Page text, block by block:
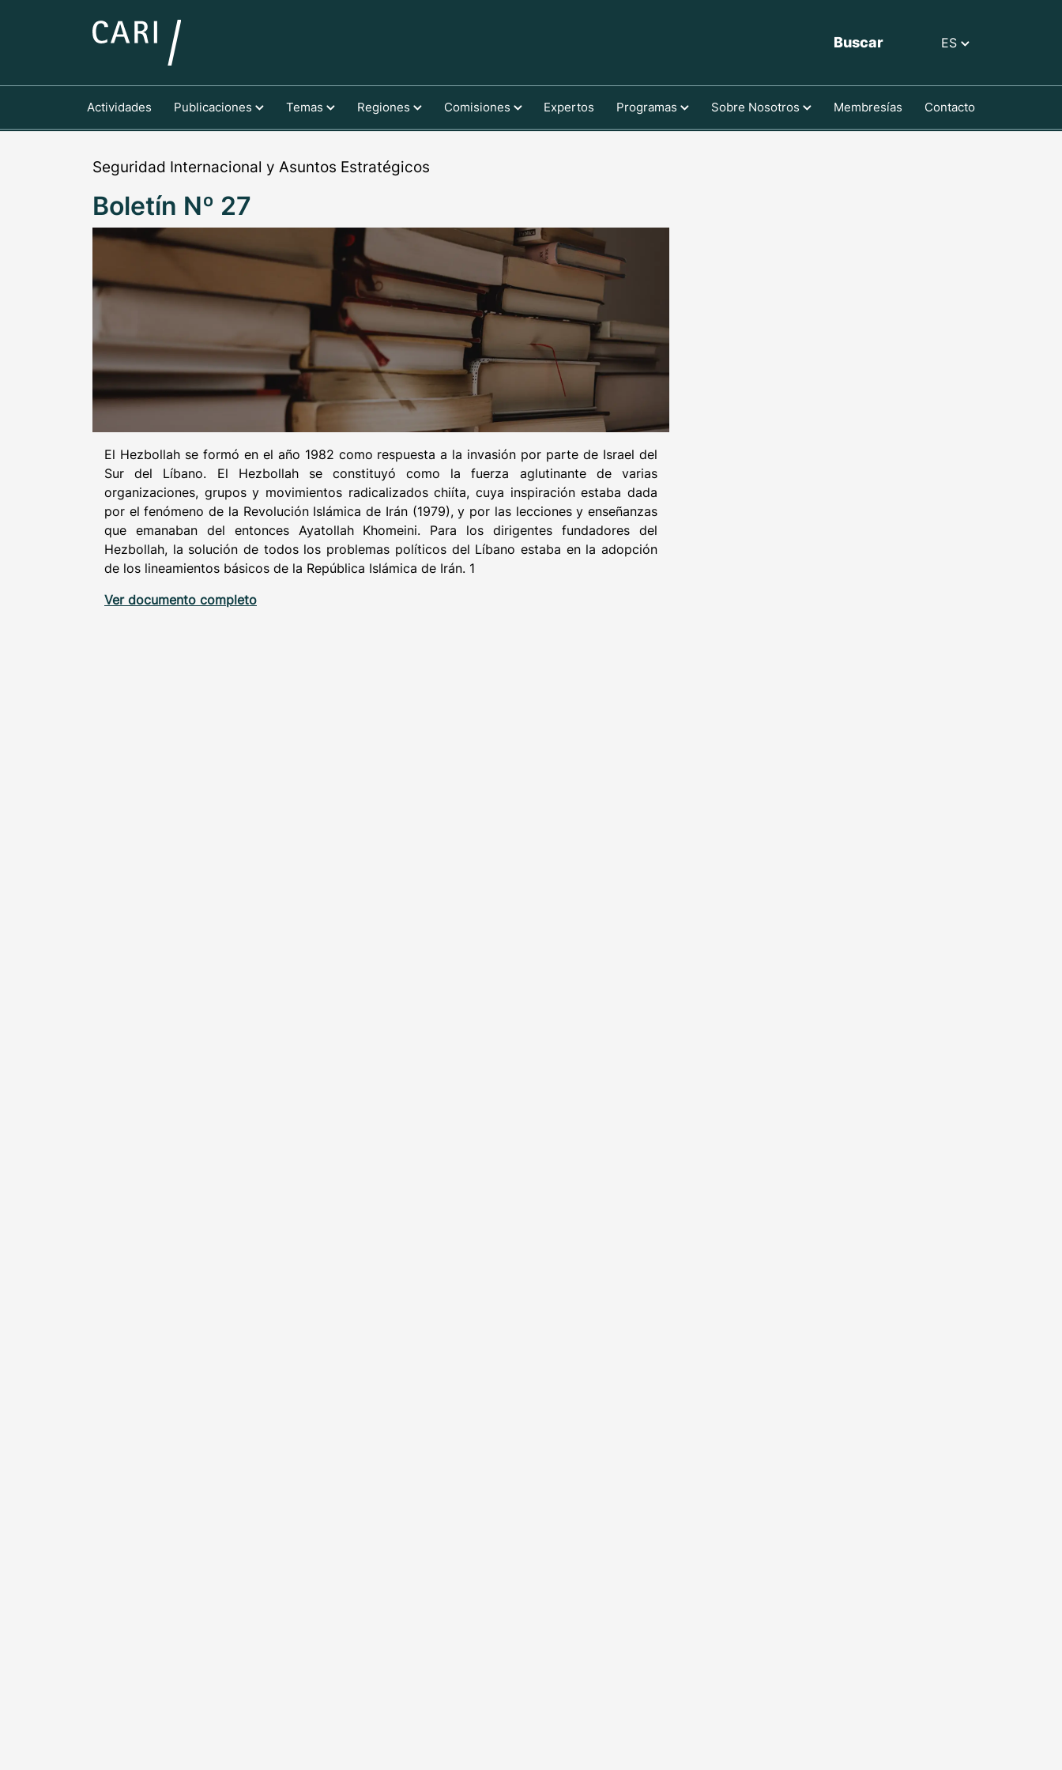
Buscar ES
Actividades Publicaciones Temas Regiones Comisiones Expertos Programas Sobre Nosotros Membresías Contacto
Seguridad Internacional y Asuntos Estratégicos
Boletín Nº 27
El Hezbollah se formó en el año 1982 como respuesta a la invasión por parte de Israel del
Sur del Líbano. El Hezbollah se constituyó como la fuerza aglutinante de varias
organizaciones, grupos y movimientos radicalizados chiíta, cuya inspiración estaba dada
por el fenómeno de la Revolución Islámica de Irán (1979), y por las lecciones y enseñanzas
que emanaban del entonces Ayatollah Khomeini. Para los dirigentes fundadores del
Hezbollah, la solución de todos los problemas políticos del Líbano estaba en la adopción
de los lineamientos básicos de la República Islámica de Irán. 1
Ver documento completo